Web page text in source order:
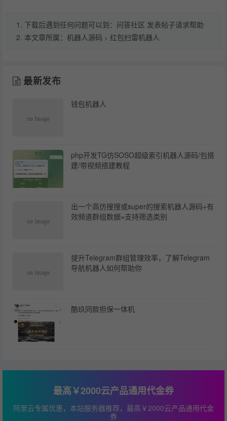
1. 下载后遇到任何问题可以到：问答社区 发表帖子请求帮助
2. 本文章所属： 机器人源码 > 红包扫雷机器人
最新发布
钱包机器人
php开发TG仿SOSO超级索引机器人源码/包搭
建/带视频搭建教程
出一个高仿搜搜或super的搜索机器人源码+有
效频道群组数据=支持筛选类别
提升Telegram群组管理效率，了解Telegram
导航机器人如何帮助你
酷玖同款担保一体机
最高￥2000云产品通用代金券
阿里云专属优惠，本站服务器推荐，最高￥2000云产品通用代金
券